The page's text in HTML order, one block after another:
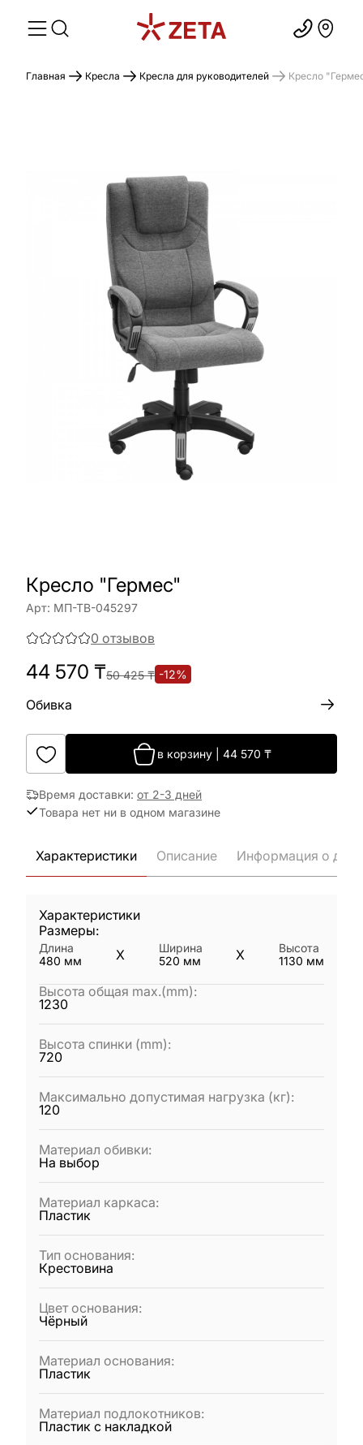
Главная Кресла Кресла для руководителей Кресло
Кресло "Гермес"
Арт: МП-ТВ-045297
0 отзывов
44 570 ₸50 425₸ -12%
Обивка
в корзину 44 570 ₸
Время доставки: от 2-3 дней
Товара нет ни в одном магазине
Характеристики Описание Информация о
Характеристики
Размеры:
Длина
480 мм X
Ширина
520 мм X
Высота
1130 мм
Высота общая max.(mm):
1230
Высота спинки (mm):
720
Максимально допустимая нагрузка (кг):
120
Материал обивки:
На выбор
Материал каркаса:
Пластик
Тип основания:
Крестовина
Цвет основания:
Чёрный
Материал основания:
Пластик
Материал подлокотников:
Пластик с накладкой